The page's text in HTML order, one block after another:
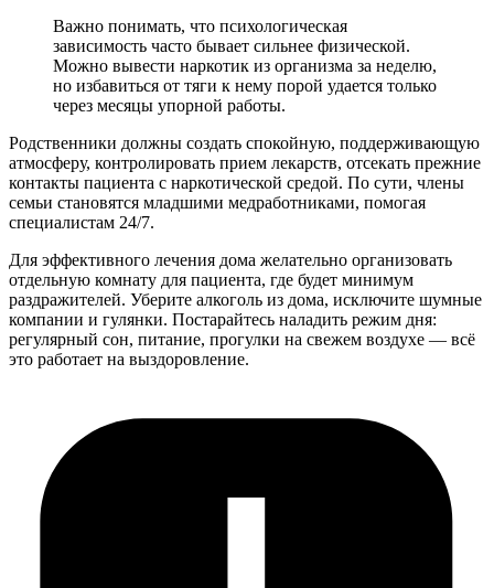
Важно понимать, что психологическая
зависимость часто бывает сильнее физической.
Можно вывести наркотик из организма за неделю,
но избавиться от тяги к нему порой удается только
через месяцы упорной работы.
Родственники должны создать спокойную, поддерживающую
атмосферу, контролировать прием лекарств, отсекать прежние
контакты пациента с наркотической средой. По сути, члены
семьи становятся младшими медработниками, помогая
специалистам 24/7.
Для эффективного лечения дома желательно организовать
отдельную комнату для пациента, где будет минимум
раздражителей. Уберите алкоголь из дома, исключите шумные
компании и гулянки. Постарайтесь наладить режим дня:
регулярный сон, питание, прогулки на свежем воздухе — всё
это работает на выздоровление.